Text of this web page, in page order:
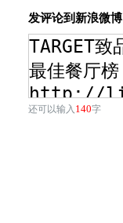
发评论到新浪微博
还可以输入 140字